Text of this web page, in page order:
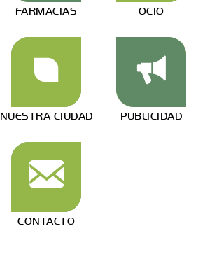
FARMACIAS OCIO
NUESTRA CIUDAD PUBLICIDAD
CONTACTO